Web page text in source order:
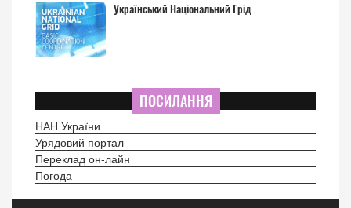
Український Національний Грід
ПОСИЛАННЯ
НАН України
Урядовий портал
Переклад он-лайн
Погода